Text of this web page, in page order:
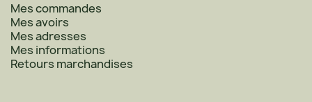
Mes commandes
Mes avoirs
Mes adresses
Mes informations
Retours marchandises